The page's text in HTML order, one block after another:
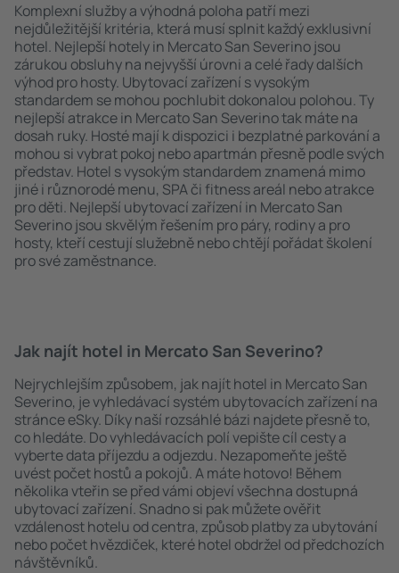
Komplexní služby a výhodná poloha patří mezi
nejdůležitější kritéria, která musí splnit každý exklusivní
hotel. Nejlepší hotely in Mercato San Severino jsou
zárukou obsluhy na nejvyšší úrovni a celé řady dalších
výhod pro hosty. Ubytovací zařízení s vysokým
standardem se mohou pochlubit dokonalou polohou. Ty
nejlepší atrakce in Mercato San Severino tak máte na
dosah ruky. Hosté mají k dispozici i bezplatné parkování a
mohou si vybrat pokoj nebo apartmán přesně podle svých
představ. Hotel s vysokým standardem znamená mimo
jiné i různorodé menu, SPA či fitness areál nebo atrakce
pro děti. Nejlepší ubytovací zařízení in Mercato San
Severino jsou skvělým řešením pro páry, rodiny a pro
hosty, kteří cestují služebně nebo chtějí pořádat školení
pro své zaměstnance.
Jak najít hotel in Mercato San Severino?
Nejrychlejším způsobem, jak najít hotel in Mercato San
Severino, je vyhledávací systém ubytovacích zařízení na
stránce eSky. Díky naší rozsáhlé bázi najdete přesně to,
co hledáte. Do vyhledávacích polí vepište cíl cesty a
vyberte data příjezdu a odjezdu. Nezapomeňte ještě
uvést počet hostů a pokojů. A máte hotovo! Během
několika vteřin se před vámi objeví všechna dostupná
ubytovací zařízení. Snadno si pak můžete ověřit
vzdálenost hotelu od centra, způsob platby za ubytování
nebo počet hvězdiček, které hotel obdržel od předchozích
návštěvníků.